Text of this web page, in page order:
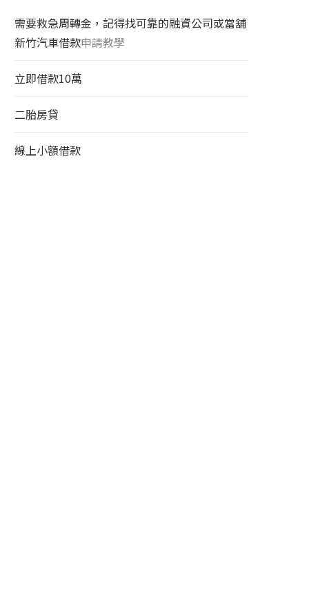
需要救急周轉金，記得找可靠的融資公司或當舖
新竹汽車借款申請教學
立即借款10萬
二胎房貸
線上小額借款